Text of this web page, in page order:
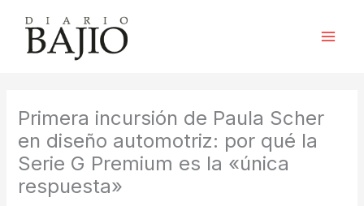
contenido
Primera incursión de Paula Scher
en diseño automotriz: por qué la
Serie G Premium es la «única
respuesta»